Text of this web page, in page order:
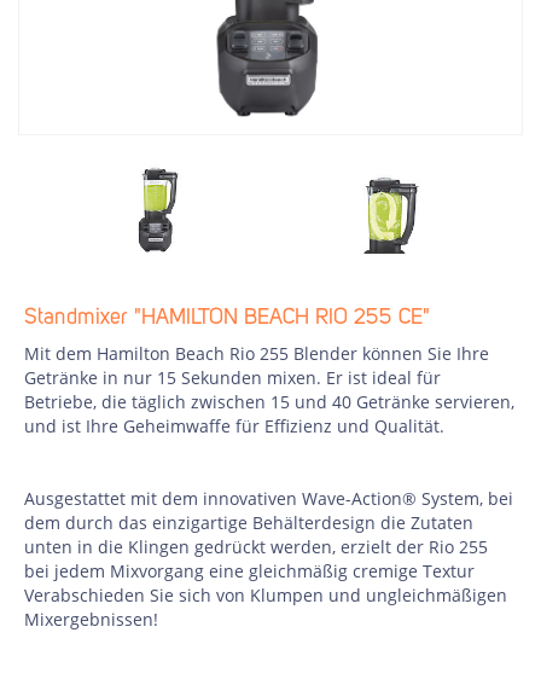
Standmixer "HAMILTON BEACH RIO 255 CE"
Mit dem Hamilton Beach Rio 255 Blender können Sie Ihre
Getränke in nur 15 Sekunden mixen. Er ist ideal für
Betriebe, die täglich zwischen 15 und 40 Getränke servieren,
und ist Ihre Geheimwaffe für Effizienz und Qualität.
Ausgestattet mit dem innovativen Wave-Action® System, bei
dem durch das einzigartige Behälterdesign die Zutaten
unten in die Klingen gedrückt werden, erzielt der Rio 255
bei jedem Mixvorgang eine gleichmäßig cremige Textur
Verabschieden Sie sich von Klumpen und ungleichmäßigen
Mixergebnissen!